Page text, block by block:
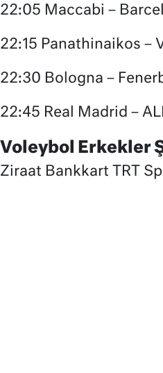
22:05 Maccabi –
22:15 Panathinaikos –
22:30 Bologna –
22:45 Real Madrid –
Voleybol Erkekler
Ziraat Bankkart TRT